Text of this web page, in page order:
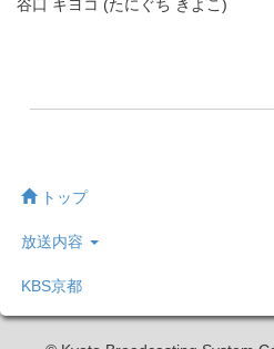
谷口 キヨコ (たにぐち きよこ)
トップ
放送内容
KBS京都